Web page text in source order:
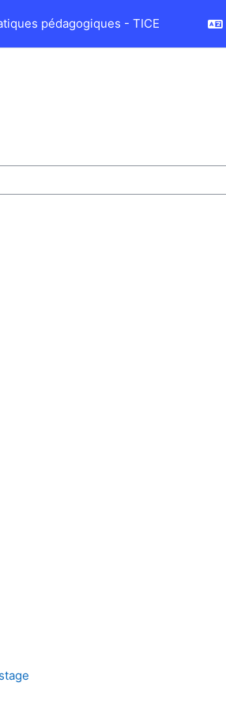
pédagogiques - TICE